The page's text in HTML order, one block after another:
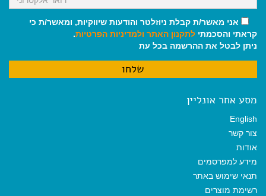
אני מאשר/ת קבלת ניוזלטר והודעות שיווקיות, ומאשר/ת כי
קראתי והסכמתי לתקנון האתר ולמדיניות הפרטיות.
ניתן לבטל את ההרשמה בכל עת
מסע אחר אונליין
English
צור קשר
אודות
מידע למפרסמים
תנאי שימוש באתר
רשימת מוצרים